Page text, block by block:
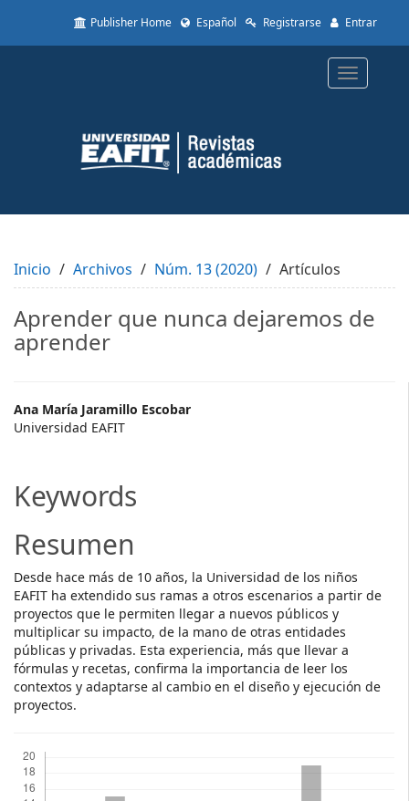
to
Content
Sidebar
Publisher Home Español Registrarse Entrar
Toggle
Inicio Archivos Núm. 13 (2020) Artículos
Aprender que nunca dejaremos de
aprender
Main
Article
Ana María Jaramillo Escobar
Universidad EAFIT
Keywords
Resumen
Desde hace más de 10 años, la Universidad de los niños
EAFIT ha extendido sus ramas a otros escenarios a partir de
proyectos que le permiten llegar a nuevos públicos y
multiplicar su impacto, de la mano de otras entidades
públicas y privadas. Esta experiencia, más que llevar a
fórmulas y recetas, confirma la importancia de leer los
contextos y adaptarse al cambio en el diseño y ejecución de
proyectos.